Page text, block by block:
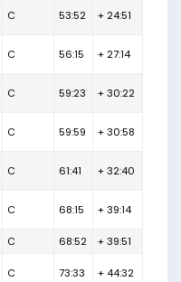
C 53:52 + 24:51
C 56:15 + 27:14
C 59:23 + 30:22
C 59:59 + 30:58
C 61:41 + 32:40
C 68:15 + 39:14
C 68:52 + 39:51
C 73:33 + 44:32